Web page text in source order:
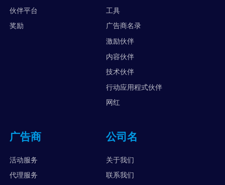
伙伴平台
奖励
工具
广告商名录
激励伙伴
内容伙伴
技术伙伴
行动应用程式伙伴
网红
广告商
活动服务
代理服务
公司名
关于我们
联系我们